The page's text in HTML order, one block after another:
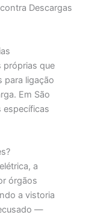
Descargas
próprias que
ligação
Em São
específicas
a
órgãos
a vistoria
—